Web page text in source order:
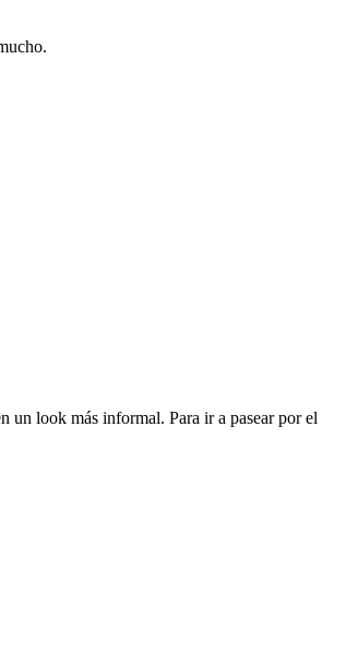
un look más informal. Para ir a pasear por el